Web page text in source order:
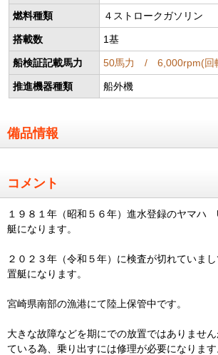
燃料種類 ４ストロークガソリン
搭載数 1基
船検証記載馬力 50馬力 / 6,000rpm(回
推進機器種類 船外機
備品情報
コメント
１９８１年（昭和５６年）進水登録のヤマハ
艇になります。
２０２３年（令和５年）に検査が切れていま
置艇になります。
宮崎県南部の漁港にて陸上保管中です。
大きな故障などを期にでの放置ではありませ
ている為、乗り出すには修理が必要になります